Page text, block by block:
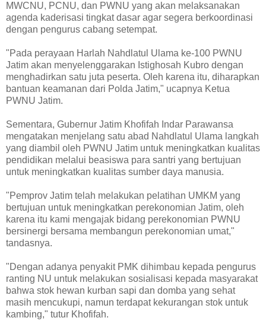
MWCNU, PCNU, dan PWNU yang akan melaksanakan
agenda kaderisasi tingkat dasar agar segera berkoordinasi
dengan pengurus cabang setempat.
"Pada perayaan Harlah Nahdlatul Ulama ke-100 PWNU
Jatim akan menyelenggarakan Istighosah Kubro dengan
menghadirkan satu juta peserta. Oleh karena itu, diharapkan
bantuan keamanan dari Polda Jatim," ucapnya Ketua
PWNU Jatim.
Sementara, Gubernur Jatim Khofifah Indar Parawansa
mengatakan menjelang satu abad Nahdlatul Ulama langkah
yang diambil oleh PWNU Jatim untuk meningkatkan kualitas
pendidikan melalui beasiswa para santri yang bertujuan
untuk meningkatkan kualitas sumber daya manusia.
"Pemprov Jatim telah melakukan pelatihan UMKM yang
bertujuan untuk meningkatkan perekonomian Jatim, oleh
karena itu kami mengajak bidang perekonomian PWNU
bersinergi bersama membangun perekonomian umat,"
tandasnya.
"Dengan adanya penyakit PMK dihimbau kepada pengurus
ranting NU untuk melakukan sosialisasi kepada masyarakat
bahwa stok hewan kurban sapi dan domba yang sehat
masih mencukupi, namun terdapat kekurangan stok untuk
kambing," tutur Khofifah.